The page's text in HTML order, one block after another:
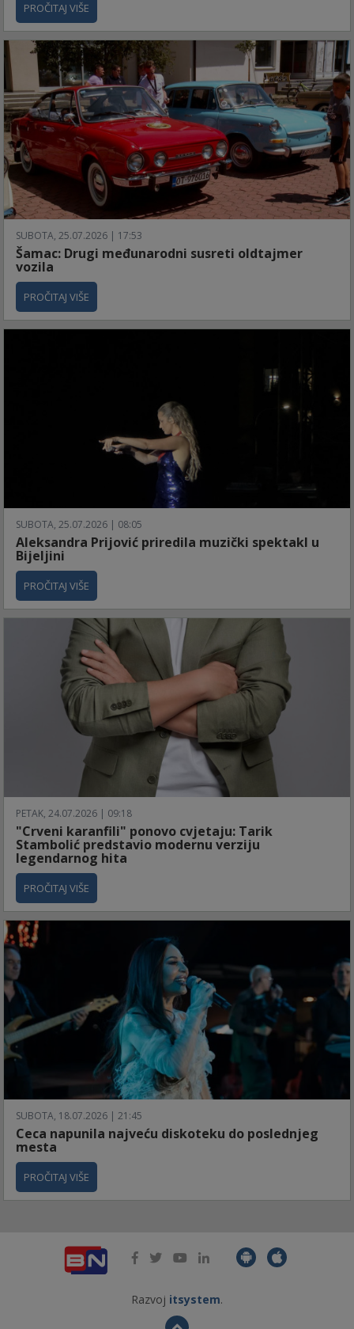
PROČITAJ VIŠE
SUBOTA, 25.07.2026 | 17:53
Šamac: Drugi međunarodni susreti oldtajmer
vozila
PROČITAJ VIŠE
SUBOTA, 25.07.2026 | 08:05
Aleksandra Prijović priredila muzički spektakl u
Bijeljini
PROČITAJ VIŠE
PETAK, 24.07.2026 | 09:18
"Crveni karanfili" ponovo cvjetaju: Tarik
Stambolić predstavio modernu verziju
legendarnog hita
PROČITAJ VIŠE
SUBOTA, 18.07.2026 | 21:45
Ceca napunila najveću diskoteku do poslednjeg
mesta
PROČITAJ VIŠE
Razvoj itsystem.